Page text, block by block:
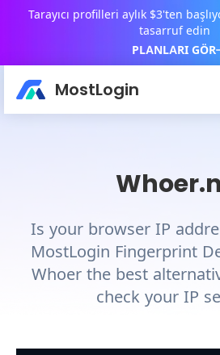
Tarayıcı profilleri aylık $3'ten
tasarruf edin
PLANLARI GÖR
MostLogin
Is your browser IP
MostLogin Fingerprint
Whoer the best
check your IP